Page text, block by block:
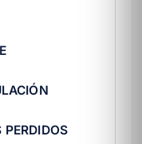
PERDIDOS